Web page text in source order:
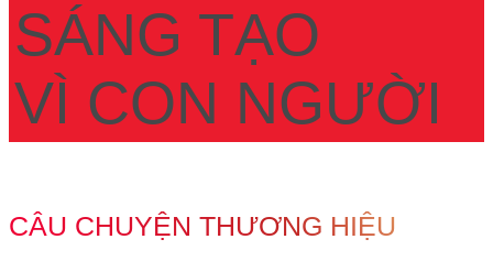
SÁNG TẠO
VÌ CON NGƯỜI
CÂU CHUYỆN THƯƠNG HIỆU